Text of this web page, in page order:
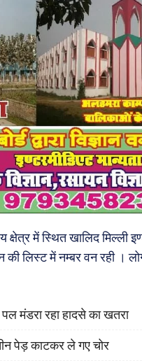
क्षेत्र में स्थित खालिद मिल्ली
की लिस्ट में नम्बर वन रही ।
मंडरा रहा हादसे का खतरा
पेड़ काटकर ले गए चोर